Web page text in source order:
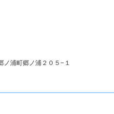
浦町郷ノ浦２０５−１